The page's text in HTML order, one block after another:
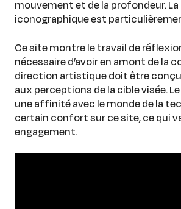
mouvement et de la profondeur.
iconographique est
Ce site montre le travail de
nécessaire d’avoir en amont de la
direction artistique doit être
aux perceptions de la cible visée.
une affinité avec le monde de la
certain confort sur ce site, ce qui
engagement.